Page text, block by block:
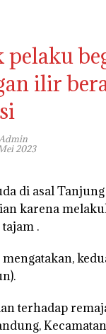
ilir
Admin
2023
di asal
karena
.
terhadap